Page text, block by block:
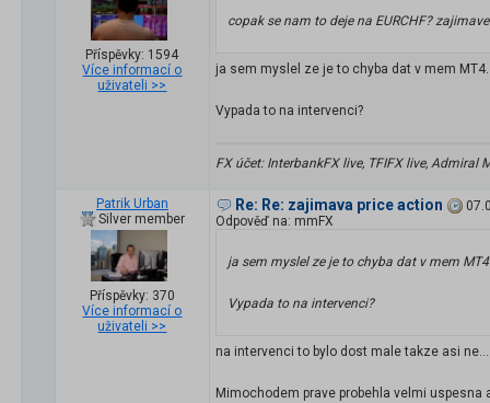
Příspěvky: 1594
Více informací o
uživateli >>
copak se nam to deje na EURCHF?
ja sem myslel ze je to chyba dat v mem MT4.
Vypada to na intervenci?
FX účet: InterbankFX live, TFIFX live, Admiral
Patrik Urban
Silver member
Příspěvky: 370
Více informací o
uživateli >>
Re: Re: zajimava price action
Odpověď na: mmFX
ja sem myslel ze je to chyba dat v mem
Vypada to na intervenci?
na intervenci to bylo dost male takze asi
Mimochodem prave probehla velmi uspesna